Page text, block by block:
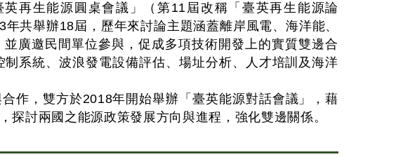
再生能源圓桌會議」（第11屆改稱「臺英再生能源論
共舉辦18屆，歷年來討論主題涵蓋離岸風電、海洋能、
廣邀民間單位參與，促成多項技術開發上的實質雙邊合
系統、波浪發電設備評估、場址分析、人才培訓及海洋
作，雙方於2018年開始舉辦「臺英能源對話會議」，藉
討兩國之能源政策發展方向與進程，強化雙邊關係。